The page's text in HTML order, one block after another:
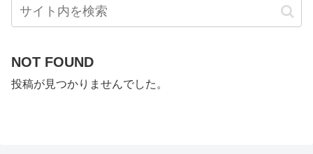
NOT FOUND
投稿が見つかりませんでした。